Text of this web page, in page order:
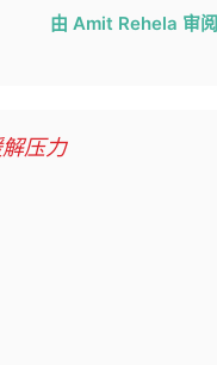
由 Amit Rehela 审阅